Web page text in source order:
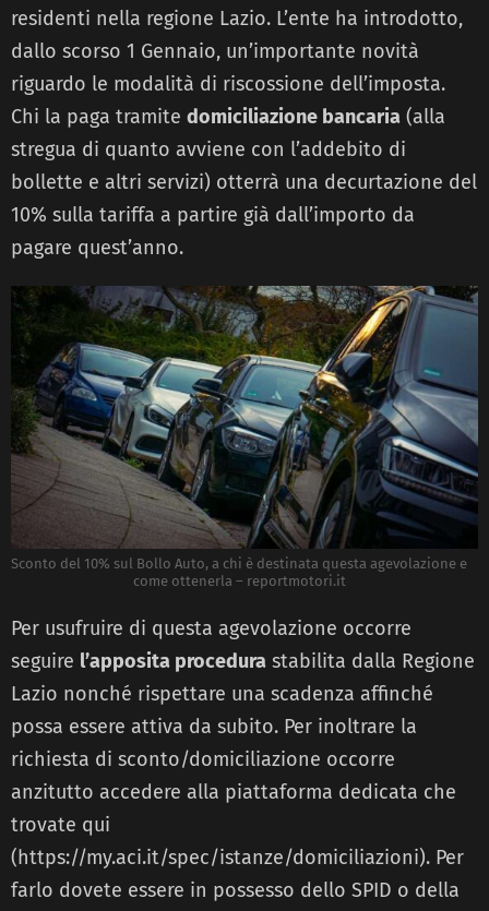
residenti nella regione Lazio. L’ente ha introdotto,
dallo scorso 1 Gennaio, un’importante novità
riguardo le modalità di riscossione dell’imposta.
Chi la paga tramite domiciliazione bancaria (alla
stregua di quanto avviene con l’addebito di
bollette e altri servizi) otterrà una decurtazione del
10% sulla tariffa a partire già dall’importo da
pagare quest’anno.
Sconto del 10% sul Bollo Auto, a chi è destinata questa agevolazione e
come ottenerla – reportmotori.it
Per usufruire di questa agevolazione occorre
seguire l’apposita procedura stabilita dalla Regione
Lazio nonché rispettare una scadenza affinché
possa essere attiva da subito. Per inoltrare la
richiesta di sconto/domiciliazione occorre
anzitutto accedere alla piattaforma dedicata che
trovate qui
(https://my.aci.it/spec/istanze/domiciliazioni). Per
farlo dovete essere in possesso dello SPID o della